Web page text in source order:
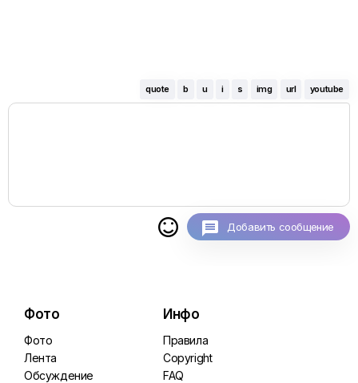
quote b u i s img url youtube
 Добавить сообщение
Фото
Фото
Лента
Обсуждение
Инфо
Правила
Copyright
FAQ